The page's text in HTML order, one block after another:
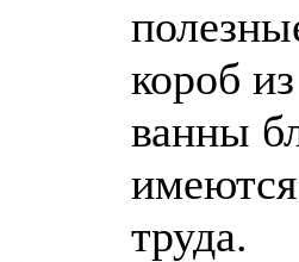
короб
ванны
труда.